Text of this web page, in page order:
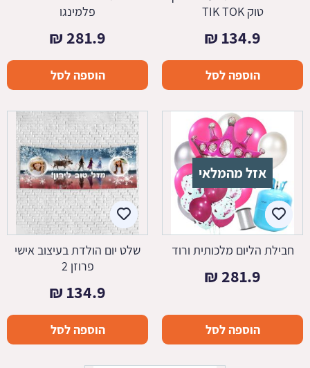
טוק TIK TOK
134.9
₪
הוספה לסל
פלמינגו
281.9
₪
הוספה לסל
אזל מהמלאי
חבילת הליום מלכותית ורוד
281.9
₪
הוספה לסל
שלט יום הולדת בעיצוב אישי
פרוזן 2
134.9
₪
הוספה לסל